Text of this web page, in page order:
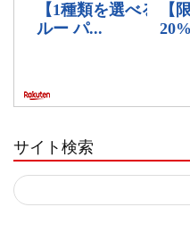
サイト検索